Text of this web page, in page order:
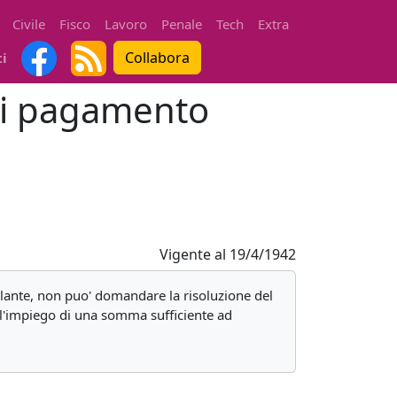
Civile Fisco Lavoro Penale Tech
Extra
Collabora
pagamento
Vigente al 19/4/1942
non puo' domandare la risoluzione del
di una somma sufficiente ad